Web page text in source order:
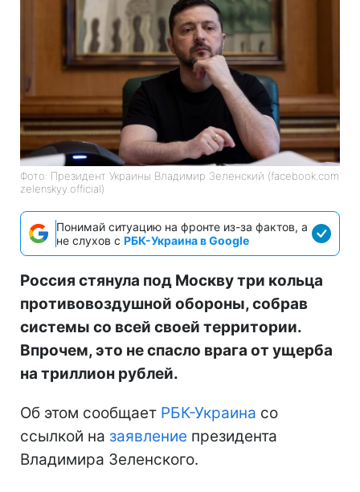
Фото: Президент Украины Владимир Зеленский (facebook.com
zelenskyy.official)
Понимай ситуацию на фронте из-за фактов, а
не слухов с РБК-Украина в Google
Россия стянула под Москву три кольца
противовоздушной обороны, собрав
системы со всей своей территории.
Впрочем, это не спасло врага от ущерба
на триллион рублей.
Об этом сообщает РБК-Украина со
ссылкой на заявление президента
Владимира Зеленского.